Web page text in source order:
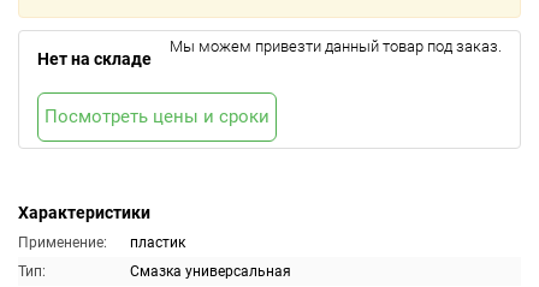
Характеристики
Применение:
пластик
Тип:
Смазка универсальная
Нет на складе
Мы можем привезти данный товар под заказ.
Посмотреть цены и сроки